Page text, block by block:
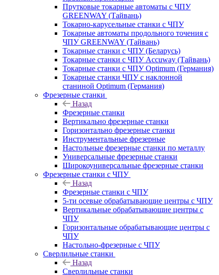
Прутковые токарные автоматы с ЧПУ
GREENWAY (Тайвань)
Токарно-карусельные станки с ЧПУ
Токарные автоматы продольного точения с
ЧПУ GREENWAY (Тайвань)
Токарные станки с ЧПУ (Беларусь)
Токарные станки с ЧПУ Accuway (Тайвань)
Токарные станки с ЧПУ Optimum (Германия)
Токарные станки ЧПУ с наклонной
станиной Optimum (Германия)
Фрезерные станки
Назад
Фрезерные станки
Вертикально фрезерные станки
Горизонтально фрезерные станки
Инструментальные фрезерные
Настольные фрезерные станки по металлу
Универсальные фрезерные станки
Широкоуниверсальные фрезерные станки
Фрезерные станки с ЧПУ
Назад
Фрезерные станки с ЧПУ
5-ти осевые обрабатывающие центры с ЧПУ
Вертикальные обрабатывающие центры с
ЧПУ
Горизонтальные обрабатывающие центры с
ЧПУ
Настольно-фрезерные с ЧПУ
Сверлильные станки
Назад
Сверлильные станки